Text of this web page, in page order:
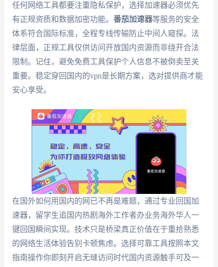
任何网络工具都要注重隐私保护，选择加速器必须优先
有正规资质和数据加密功能。 番茄加速器等服务的安全
体系符合国际标准，全程专线传输防止中间人窥探。法
律层面，正规工具仅供访问开放国内资源而非绕开合法
限制。记住，避免免费工具保护个人信息不被倒卖至关
重要。稳定穿回国内的vpn是长期方案，选对提供商才能
安心享受。
在国外如何用国内的网已不再是难题，通过专业回国加
速器，留学生追国内热剧海外工作者办业务海外华人一
键回国瞬间实现。技术只是桥梁真正价值在于重拾熟悉
的网络生活体验告别卡顿焦虑。选择可靠工具按照本文
指南操作你即刻开启无缝访问时代国内资源触手可及一